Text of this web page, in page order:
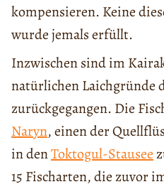
kompensieren. Keine
wurde jemals erfüllt.
Inzwischen sind im
natürlichen Laichgründe
zurückgegangen. Die
Naryn, einen der
in denToktogul-Stausee
15 Fischarten, die zuvor